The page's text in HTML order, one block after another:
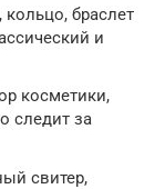
браслет
и
косметики,
следит за
свитер,